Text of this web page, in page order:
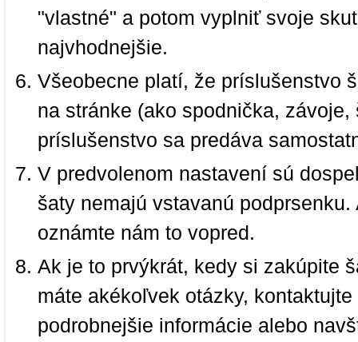
"vlastné" a potom vyplniť svoje
najvhodnejšie.
Všeobecne platí, že príslušenstvo
na stránke (ako spodnička,
príslušenstvo sa predáva
V predvolenom nastavení sú
šaty nemajú vstavanú
oznámte nám to vopred.
Ak je to prvýkrát, kedy si zakúpite
máte akékoľvek otázky,
podrobnejšie informácie alebo